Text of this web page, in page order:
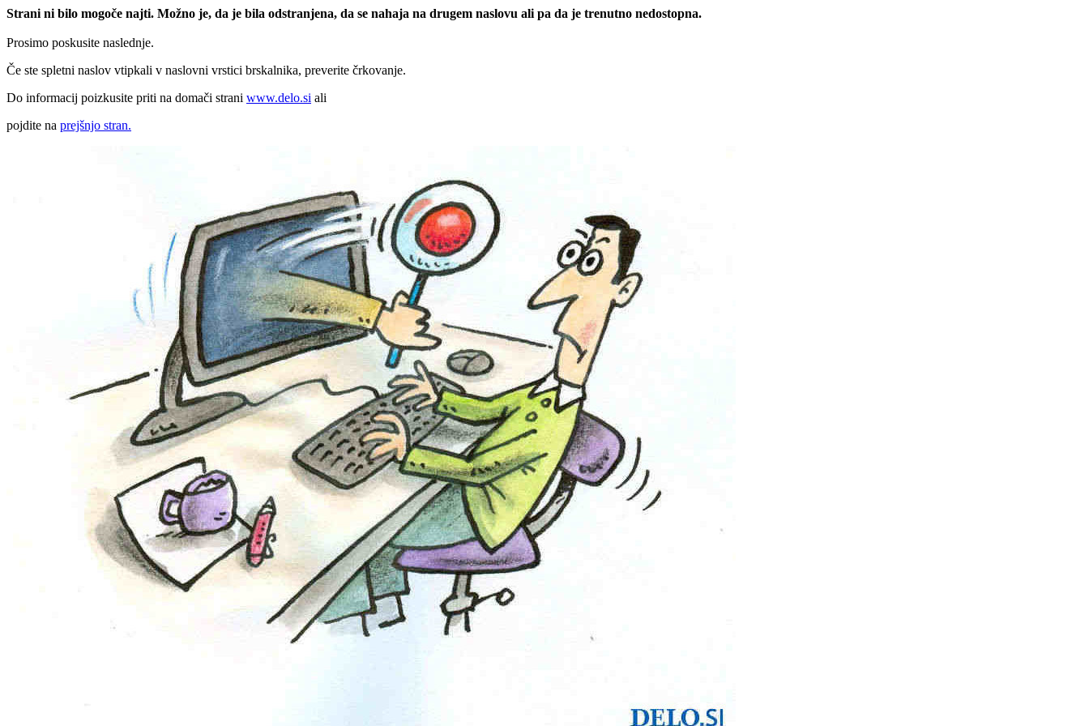
Strani ni bilo mogoče najti. Možno je, da je bila odstranjena, da se nahaja na drugem naslovu ali pa da je trenutno nedostopna.
Prosimo poskusite naslednje.
Če ste spletni naslov vtipkali v naslovni vrstici brskalnika, preverite črkovanje.
Do informacij poizkusite priti na domači strani www.delo.si ali
pojdite na prejšnjo stran.